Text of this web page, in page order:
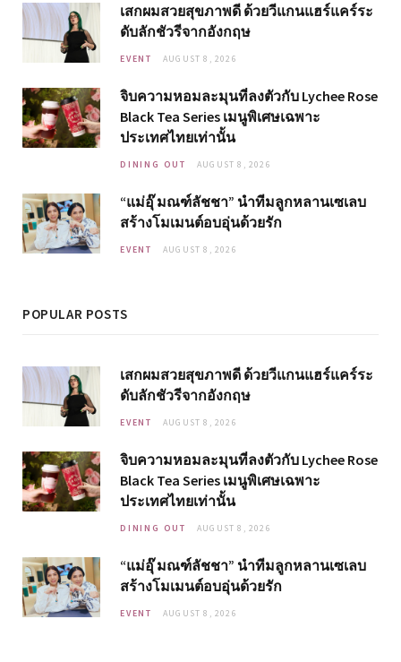
เสกผมสวยสุขภาพดี ด้วยวีแกนแฮร์แคร์ระ
ดับลักชัวรีจากอังกฤษ
EVENT AUGUST 8, 2026
จิบความหอมละมุนที่ลงตัวกับ Lychee Rose
Black Tea Series เมนูพิเศษเฉพาะ
ประเทศไทยเท่านั้น
DINING OUT AUGUST 8, 2026
“แม่อุ๊ มณฑ์ลัชชา” นำทีมลูกหลานเซเลบ
สร้างโมเมนต์อบอุ่นด้วยรัก
EVENT AUGUST 8, 2026
POPULAR POSTS
เสกผมสวยสุขภาพดี ด้วยวีแกนแฮร์แคร์ระ
ดับลักชัวรีจากอังกฤษ
EVENT AUGUST 8, 2026
จิบความหอมละมุนที่ลงตัวกับ Lychee Rose
Black Tea Series เมนูพิเศษเฉพาะ
ประเทศไทยเท่านั้น
DINING OUT AUGUST 8, 2026
“แม่อุ๊ มณฑ์ลัชชา” นำทีมลูกหลานเซเลบ
สร้างโมเมนต์อบอุ่นด้วยรัก
EVENT AUGUST 8, 2026